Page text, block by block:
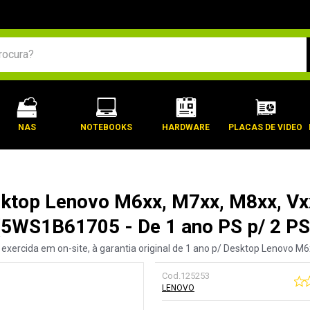
NAS NOTEBOOKS HARDWARE PLACAS DE VIDEO
Lenovo M6xx, M7xx, M8xx,
- De 1 ano PS p/ 2
em on-site, à garantia original de 1 ano p/ Desktop Lenovo
Cod.125253
LENOVO